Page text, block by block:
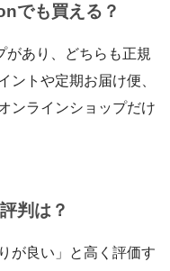
でも買える？
があり、どちらも正規
ントや定期お届け便、
ンラインショップだけ
判は？
が良い」と高く評価す